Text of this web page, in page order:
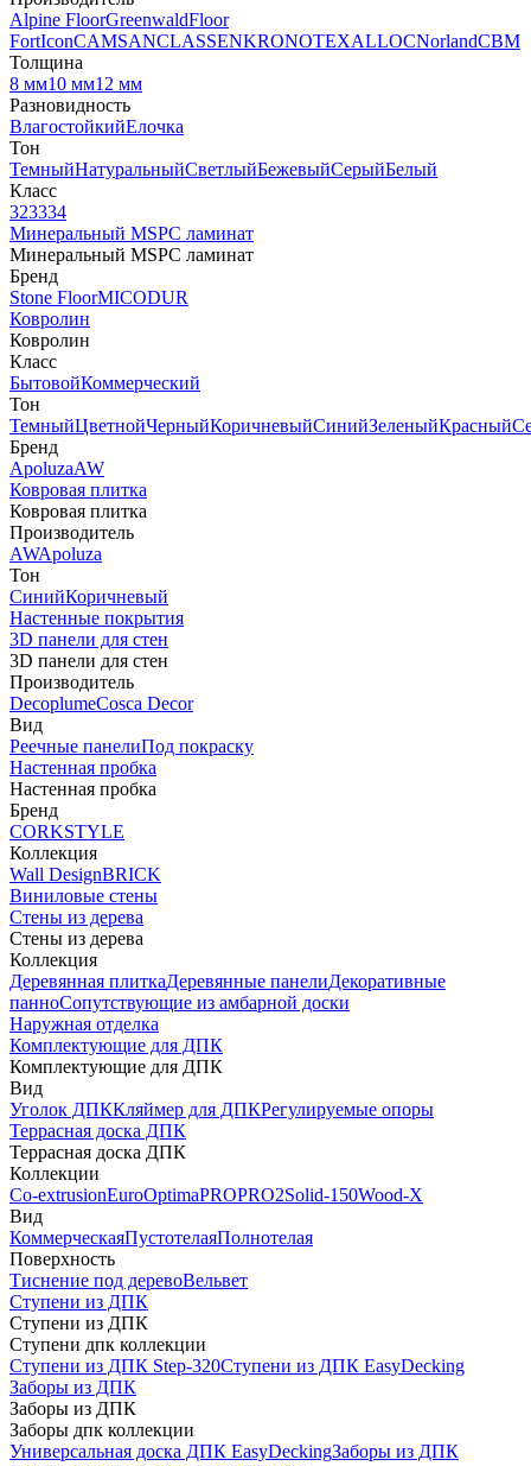
Alpine FloorGreenwaldFloor
FortIconCAMSANCLASSENKRONOTEXALLOCNorlandCBM
Толщина
8 мм10 мм12 мм
Разновидность
ВлагостойкийЕлочка
Тон
ТемныйНатуральныйСветлыйБежевыйСерыйБелый
Класс
323334
Минеральный MSPC ламинат
Минеральный MSPC ламинат
Бренд
Stone FloorMICODUR
Ковролин
Ковролин
Класс
БытовойКоммерческий
Тон
ТемныйЦветнойЧерныйКоричневыйСинийЗеленыйКрасный
Бренд
ApoluzaAW
Ковровая плитка
Ковровая плитка
Производитель
AWApoluza
Тон
СинийКоричневый
Настенные покрытия
3D панели для стен
3D панели для стен
Производитель
DecoplumeCosca Decor
Вид
Реечные панелиПод покраску
Настенная пробка
Настенная пробка
Бренд
CORKSTYLE
Коллекция
Wall DesignBRICK
Виниловые стены
Стены из дерева
Стены из дерева
Коллекция
Деревянная плиткаДеревянные панелиДекоративные
панноСопутствующие из амбарной доски
Наружная отделка
Комплектующие для ДПК
Комплектующие для ДПК
Вид
Уголок ДПККляймер для ДПКРегулируемые опоры
Террасная доска ДПК
Террасная доска ДПК
Коллекции
Co-extrusionEuroOptimaPROPRO2Solid-150Wood-X
Вид
КоммерческаяПустотелаяПолнотелая
Поверхность
Тиснение под деревоВельвет
Ступени из ДПК
Ступени из ДПК
Ступени дпк коллекции
Ступени из ДПК Step-320Ступени из ДПК EasyDecking
Заборы из ДПК
Заборы из ДПК
Заборы дпк коллекции
Универсальная доска ДПК EasyDeckingЗаборы из ДПК